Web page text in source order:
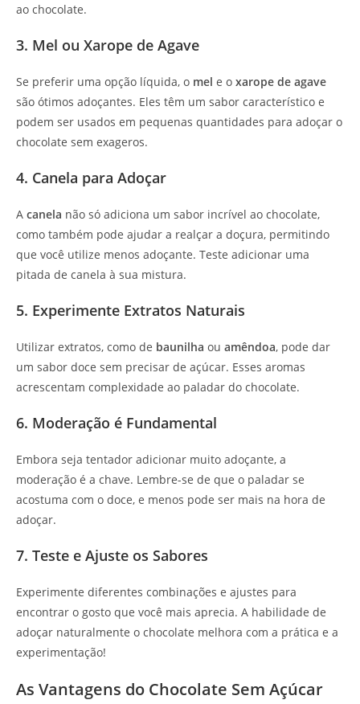
ao chocolate.
3. Mel ou Xarope de Agave
Se preferir uma opção líquida, o mel e o xarope de agave
são ótimos adoçantes. Eles têm um sabor característico e
podem ser usados em pequenas quantidades para adoçar o
chocolate sem exageros.
4. Canela para Adoçar
A canela não só adiciona um sabor incrível ao chocolate,
como também pode ajudar a realçar a doçura, permitindo
que você utilize menos adoçante. Teste adicionar uma
pitada de canela à sua mistura.
5. Experimente Extratos Naturais
Utilizar extratos, como de baunilha ou amêndoa, pode dar
um sabor doce sem precisar de açúcar. Esses aromas
acrescentam complexidade ao paladar do chocolate.
6. Moderação é Fundamental
Embora seja tentador adicionar muito adoçante, a
moderação é a chave. Lembre-se de que o paladar se
acostuma com o doce, e menos pode ser mais na hora de
adoçar.
7. Teste e Ajuste os Sabores
Experimente diferentes combinações e ajustes para
encontrar o gosto que você mais aprecia. A habilidade de
adoçar naturalmente o chocolate melhora com a prática e a
experimentação!
As Vantagens do Chocolate Sem Açúcar